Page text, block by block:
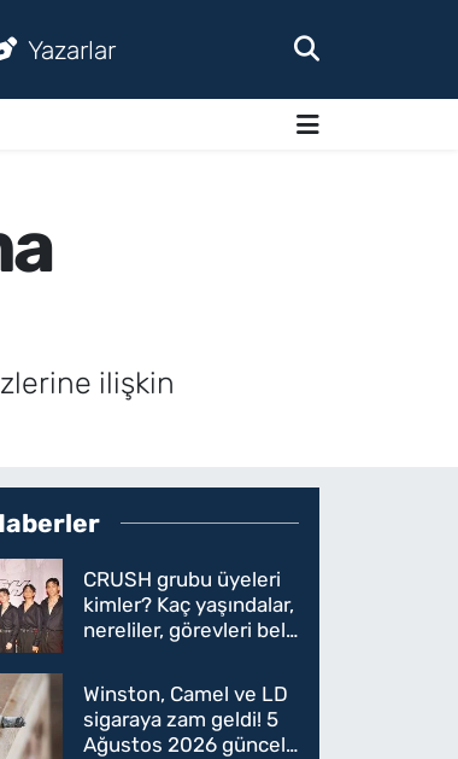
Yazarlar
ilişkin
CRUSH grubu üyeleri
kimler? Kaç yaşındalar,
nereliler, görevleri belli
Winston, Camel ve LD
sigaraya zam geldi! 5
Ağustos 2026 güncel